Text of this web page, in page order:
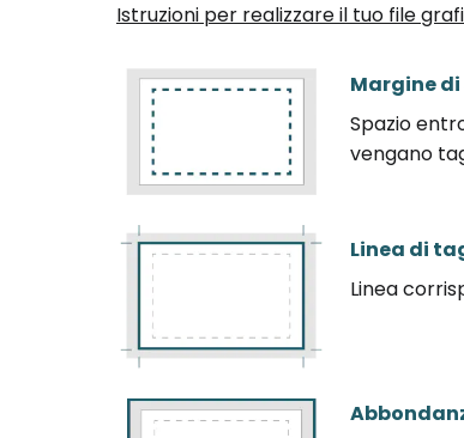
Istruzioni per realizzare il tuo file
Margine
Spazio
vengano
Linea di
Linea